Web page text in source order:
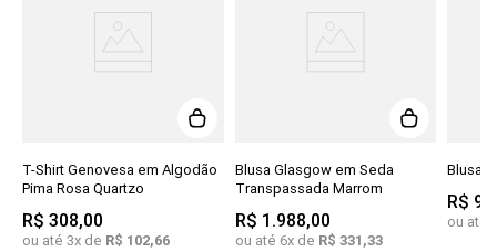
T-Shirt Genovesa em Algodão
Pima Rosa Quartzo
R$ 308,00
ou até 3x de R$ 102,66
Blusa Glasgow em Seda
Transpassada Marrom
R$ 1 .988,00
ou até 6x de R$ 331,33
Blusa
R$
ou até